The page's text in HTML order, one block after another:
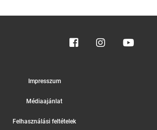
Impresszum
Médiaajánlat
Felhasználási feltételek